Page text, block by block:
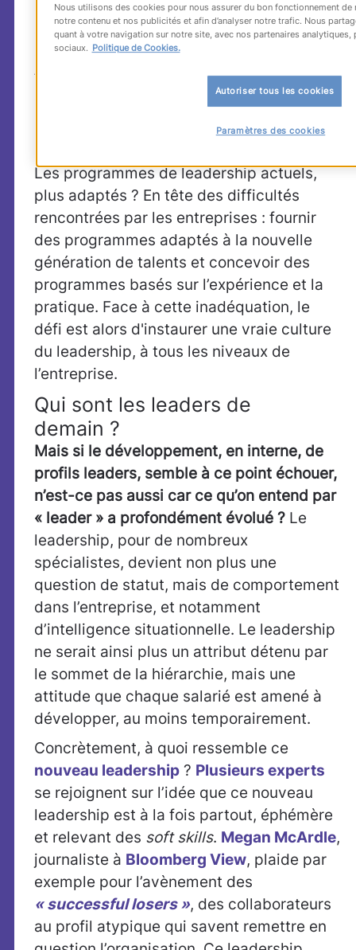
déjà : leleadershipest latop-priorité
d'une majorité des 2 200leaders business
et RH interrogés quand, dans le même
temps, seuls
13% estiment que leur
organisation développe des stratégies
Les programmes de leadership actuels,
plus adaptés ? En tête des difficultés
rencontrées par les entreprises : fournir
des programmes adaptés à la nouvelle
génération de talents et concevoir des
programmes basés sur l’expérience et la
pratique. Face à cette inadéquation, le
défi est alors d'instaurer une vraie culture
du leadership, à tous les niveaux de
l’entreprise.
Qui sont les leaders de
demain ?
Mais si le développement, en interne, de
profils leaders, semble à ce point échouer,
n’est-ce pas aussi car ce qu’on entend par
« leader » a profondément évolué ? Le
leadership, pour de nombreux
spécialistes, devient non plus une
question de statut, mais de comportement
dans l’entreprise, et notamment
d’intelligence situationnelle. Le leadership
ne serait ainsi plus un attribut détenu par
le sommet de la hiérarchie, mais une
attitude que chaque salarié est amené à
développer, au moins temporairement.
Concrètement, à quoi ressemble ce
nouveau leadership ? Plusieurs experts
se rejoignent sur l’idée que ce nouveau
leadership est à la fois partout, éphémère
et relevant des soft skills. Megan McArdle,
journaliste à Bloomberg View, plaide par
exemple pour l’avènement des
« successful losers », des collaborateurs
au profil atypique qui savent remettre en
Nous utilisons des cookies pour nous assurer du bon fonctionnement
notre contenu et nos publicités et afin d’analyser notre trafic. Nous
quant à votre navigation sur notre site, avec nos partenaires analytiques,
sociaux. Politique de Cookies.
Autoriser tous les cookies
Paramètres des cookies